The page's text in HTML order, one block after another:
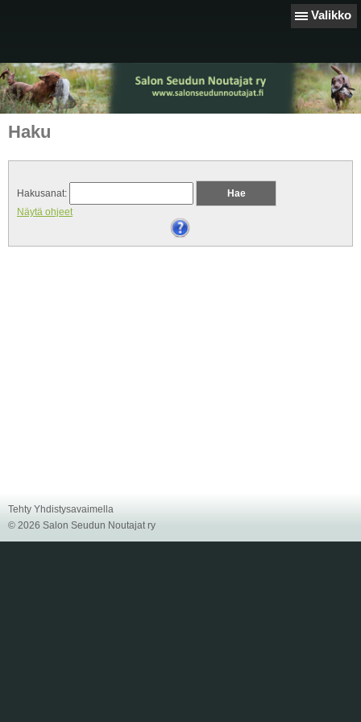
Valikko
Haku
Hakusanat:
Näytä ohjeet
Tehty Yhdistysavaimella
© 2026 Salon Seudun Noutajat ry